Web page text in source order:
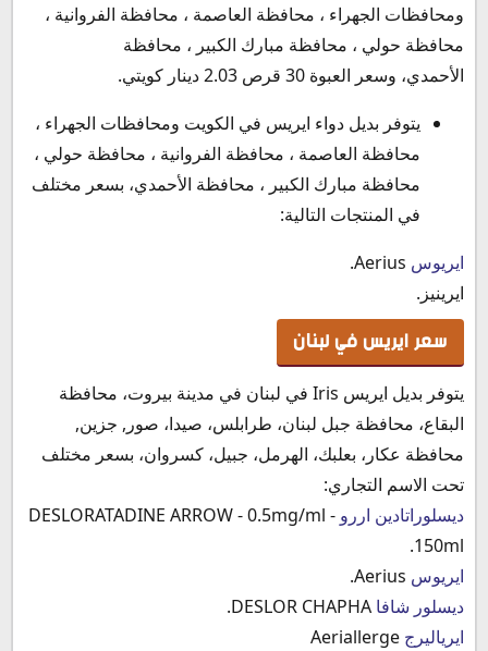
ومحافظات الجهراء ، محافظة العاصمة ، محافظة الفروانية ،
محافظة حولي ، محافظة مبارك الكبير ، محافظة
الأحمدي، وسعر العبوة 30 قرص 2.03 دينار كويتي.
يتوفر بديل دواء ايريس في الكويت ومحافظات الجهراء ،
محافظة العاصمة ، محافظة الفروانية ، محافظة حولي ،
محافظة مبارك الكبير ، محافظة الأحمدي، بسعر مختلف
في المنتجات التالية:
ايريوس
ايرينيز.
سعر ايريس في لبنان
يتوفر بديل ايريس Iris في لبنان في مدينة بيروت، محافظة
البقاع، محافظة جبل لبنان، طرابلس، صيدا، صور, جزين,
محافظة عكار، بعلبك، الهرمل، جبيل، كسروان، بسعر مختلف
تحت الاسم التجاري:
ديسلوراتادين اررو DESLORATADINE ARROW - 0.5mg/ml -
150ml.
ايريوس
ديسلور شافا
ايرياليرج